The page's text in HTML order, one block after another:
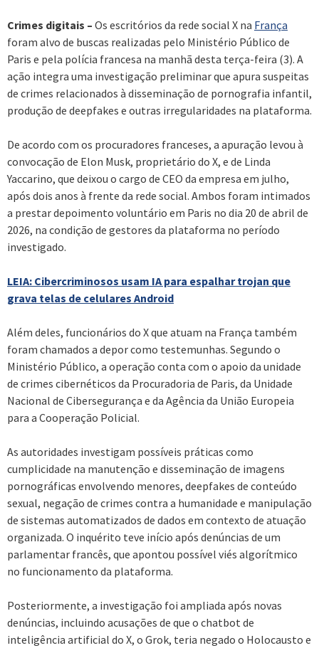
Crimes digitais – Os escritórios da rede social X na França
foram alvo de buscas realizadas pelo Ministério Público de
Paris e pela polícia francesa na manhã desta terça-feira (3). A
ação integra uma investigação preliminar que apura suspeitas
de crimes relacionados à disseminação de pornografia infantil,
produção de deepfakes e outras irregularidades na plataforma.
De acordo com os procuradores franceses, a apuração levou à
convocação de Elon Musk, proprietário do X, e de Linda
Yaccarino, que deixou o cargo de CEO da empresa em julho,
após dois anos à frente da rede social. Ambos foram intimados
a prestar depoimento voluntário em Paris no dia 20 de abril de
2026, na condição de gestores da plataforma no período
investigado.
LEIA: Cibercriminosos usam IA para espalhar trojan que
grava telas de celulares Android
Além deles, funcionários do X que atuam na França também
foram chamados a depor como testemunhas. Segundo o
Ministério Público, a operação conta com o apoio da unidade
de crimes cibernéticos da Procuradoria de Paris, da Unidade
Nacional de Cibersegurança e da Agência da União Europeia
para a Cooperação Policial.
As autoridades investigam possíveis práticas como
cumplicidade na manutenção e disseminação de imagens
pornográficas envolvendo menores, deepfakes de conteúdo
sexual, negação de crimes contra a humanidade e manipulação
de sistemas automatizados de dados em contexto de atuação
organizada. O inquérito teve início após denúncias de um
parlamentar francês, que apontou possível viés algorítmico
no funcionamento da plataforma.
Posteriormente, a investigação foi ampliada após novas
denúncias, incluindo acusações de que o chatbot de
inteligência artificial do X, o Grok, teria negado o Holocausto e